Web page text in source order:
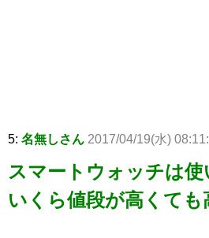
5: 名無しさん 2017/04/19(水)
スマートウォッチは使
いくら値段が高くて